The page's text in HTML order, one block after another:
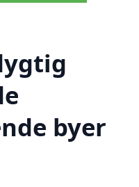
byer